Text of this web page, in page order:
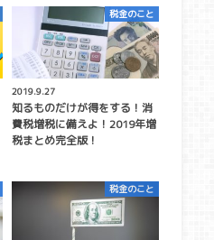
税金のこと
2019.9.27
知るものだけが得をする！消
費税増税に備えよ！2019年増
税まとめ完全版！
税金のこと